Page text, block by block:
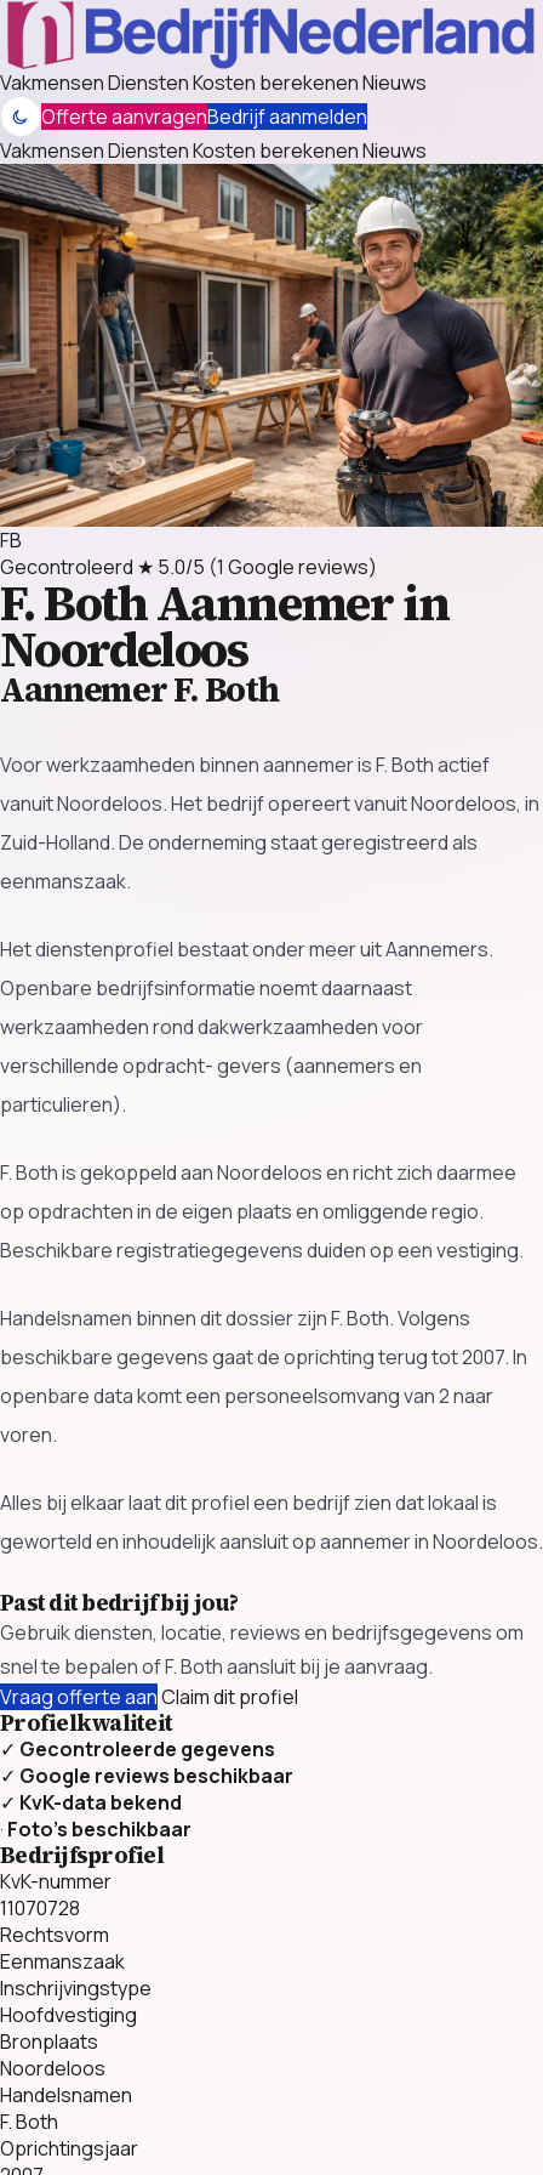
VakmensenDienstenKosten berekenenNieuws
Offerte aanvragenBedrijf aanmelden
VakmensenDienstenKosten berekenenNieuws
FB
Gecontroleerd ★ 5.0/5 (1 Google reviews)
F. BothAannemer in
Noordeloos
Aannemer F. Both
Voor werkzaamheden binnen aannemer is F. Both actief
vanuit Noordeloos. Het bedrijf opereert vanuit Noordeloos, in
Zuid-Holland. De onderneming staat geregistreerd als
eenmanszaak.
Het dienstenprofiel bestaat onder meer uit Aannemers.
Openbare bedrijfsinformatie noemt daarnaast
werkzaamheden rond dakwerkzaamheden voor
verschillende opdracht- gevers (aannemers en
particulieren).
F. Both is gekoppeld aan Noordeloos en richt zich daarmee
op opdrachten in de eigen plaats en omliggende regio.
Beschikbare registratiegegevens duiden op een vestiging.
Handelsnamen binnen dit dossier zijn F. Both. Volgens
beschikbare gegevens gaat de oprichting terug tot 2007. In
openbare data komt een personeelsomvang van 2 naar
voren.
Alles bij elkaar laat dit profiel een bedrijf zien dat lokaal is
geworteld en inhoudelijk aansluit op aannemer in Noordeloos.
Past dit bedrijf bij jou?
Gebruik diensten, locatie, reviews en bedrijfsgegevens om
snel te bepalen of F. Both aansluit bij je aanvraag.
Vraag offerte aanClaim dit profiel
Profielkwaliteit
✓ Gecontroleerde gegevens
✓ Google reviews beschikbaar
✓ KvK-data bekend
· Foto’s beschikbaar
Bedrijfsprofiel
KvK-nummer
11070728
Rechtsvorm
Eenmanszaak
Inschrijvingstype
Hoofdvestiging
Bronplaats
Noordeloos
Handelsnamen
F. Both
Oprichtingsjaar